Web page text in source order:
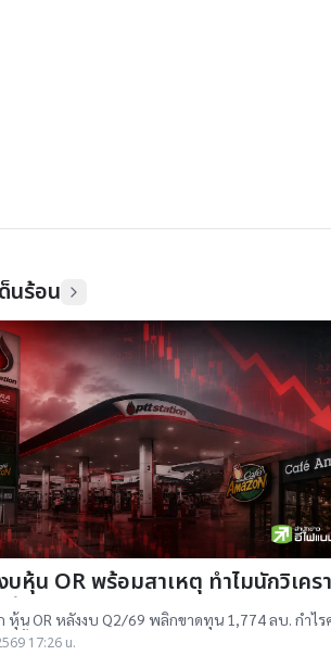
นร้อน
บหุ้น OR พร้อมสาเหตุ ทำไมนักวิเคร
ซื้อ”-“ถือ”
หุ้น OR หลังงบ Q2/69 พลิกขาดทุน 1,774 ลบ. กำไร
ดตั้งแต่เข้าตลาดฯ แม้ราคาเทรดต่ำ IPO แต่ 14 โบรกฯ
17:26 น.